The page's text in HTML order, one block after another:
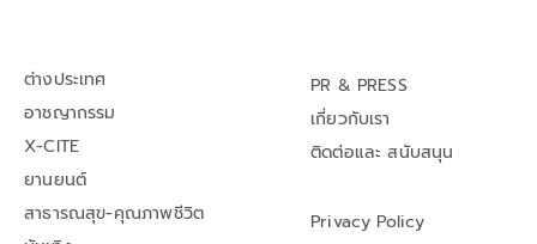
ต่างประเทศ
อาชญากรรม
X-CITE
ยานยนต์
สาธารณสุข-คุณภาพชีวิต
PR & PRESS
เกี่ยวกับเรา
ติดต่อและ สนับสนุน
Privacy Policy